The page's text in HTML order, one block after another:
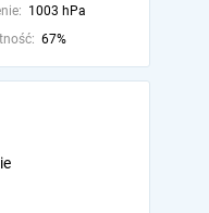
1003 hPa
67%